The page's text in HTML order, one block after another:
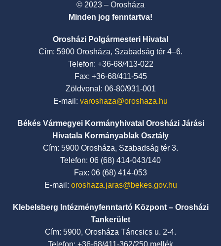
© 2023 – Orosháza
Minden jog fenntartva!
Orosházi Polgármesteri Hivatal
Cím: 5900 Orosháza, Szabadság tér 4–6.
Telefon: +36-68/413-022
Fax: +36-68/411-545
Zöldvonal: 06-80/931-001
E-mail: varoshaza@oroshaza.hu
Békés Vármegyei Kormányhivatal Orosházi Járási
Hivatala Kormányablak Osztály
Cím: 5900 Orosháza, Szabadság tér 3.
Telefon: 06 (68) 414-043/140
Fax: 06 (68) 414-053
E-mail: oroshaza.jaras@bekes.gov.hu
Klebelsberg Intézményfenntartó Központ – Orosházi
Tankerület
Cím: 5900, Orosháza Táncsics u. 2-4.
Telefon: +36-68/411-362/250 mellék